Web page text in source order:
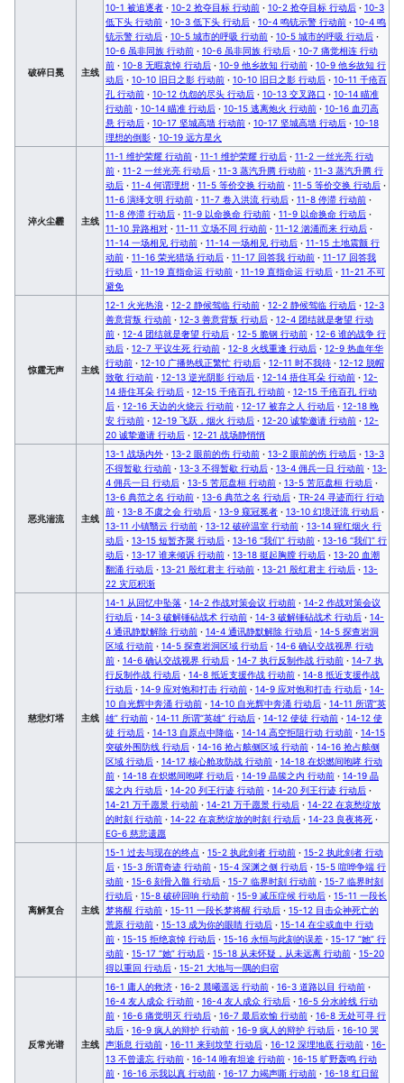
破碎日冕 主线
10-1 被追逐者 · 10-2 抢夺目标 行动前 · 10-2 抢夺目标 行动后 · 10-3
低下头 行动前 · 10-3 低下头 行动后 · 10-4 鸣铳示警 行动前 · 10-4 鸣
铳示警 行动后 · 10-5 城市的呼吸 行动前 · 10-5 城市的呼吸 行动后 ·
10-6 虽非同族 行动前 · 10-6 虽非同族 行动后 · 10-7 痛觉相连 行动
前 · 10-8 无暇哀悼 行动后 · 10-9 他乡故知 行动前 · 10-9 他乡故知 行
动后 · 10-10 旧日之影 行动前 · 10-10 旧日之影 行动后 · 10-11 千疮百
孔 行动前 · 10-12 仇怨的尽头 行动后 · 10-13 交叉路口 · 10-14 瞄准
行动前 · 10-14 瞄准 行动后 · 10-15 逃离炮火 行动前 · 10-16 血刃高
悬 行动后 · 10-17 坚城高墙 行动前 · 10-17 坚城高墙 行动后 · 10-18
理想的倒影 · 10-19 远方星火
淬火尘霾 主线
11-1 维护荣耀 行动前 · 11-1 维护荣耀 行动后 · 11-2 一丝光亮 行动
前 · 11-2 一丝光亮 行动后 · 11-3 蒸汽升腾 行动前 · 11-3 蒸汽升腾 行
动后 · 11-4 何谓理想 · 11-5 等价交换 行动前 · 11-5 等价交换 行动后 ·
11-6 演绎文明 行动前 · 11-7 卷入洪流 行动后 · 11-8 停滞 行动前 ·
11-8 停滞 行动后 · 11-9 以命换命 行动前 · 11-9 以命换命 行动后 ·
11-10 异路相对 · 11-11 立场不同 行动前 · 11-12 汹涌而来 行动后 ·
11-14 一场相见 行动前 · 11-14 一场相见 行动后 · 11-15 土地震颤 行
动前 · 11-16 荣光猎场 行动后 · 11-17 回答我 行动前 · 11-17 回答我
行动后 · 11-19 直指命运 行动前 · 11-19 直指命运 行动后 · 11-21 不可
避免
惊霆无声 主线
12-1 火光热浪 · 12-2 静候驾临 行动前 · 12-2 静候驾临 行动后 · 12-3
善意背叛 行动前 · 12-3 善意背叛 行动后 · 12-4 团结就是奢望 行动
前 · 12-4 团结就是奢望 行动后 · 12-5 脆钢 行动前 · 12-6 谁的战争 行
动后 · 12-7 平议生死 行动前 · 12-8 火线重逢 行动后 · 12-9 热血年华
行动前 · 12-10 广播热线正繁忙 行动后 · 12-11 时不我待 · 12-12 脱帽
致敬 行动前 · 12-13 逆光阴影 行动后 · 12-14 捂住耳朵 行动前 · 12-
14 捂住耳朵 行动后 · 12-15 千疮百孔 行动前 · 12-15 千疮百孔 行动
后 · 12-16 天边的火烧云 行动前 · 12-17 被弃之人 行动后 · 12-18 晚
安 行动前 · 12-19 飞跃，烟火 行动后 · 12-20 诚挚邀请 行动前 · 12-
20 诚挚邀请 行动后 · 12-21 战场静悄悄
恶兆湍流 主线
13-1 战场内外 · 13-2 眼前的伤 行动前 · 13-2 眼前的伤 行动后 · 13-3
不得暂歇 行动前 · 13-3 不得暂歇 行动后 · 13-4 佣兵一日 行动前 · 13-
4 佣兵一日 行动后 · 13-5 苦厄盘桓 行动前 · 13-5 苦厄盘桓 行动后 ·
13-6 典范之名 行动前 · 13-6 典范之名 行动后 · TR-24 寻迹而行 行动
前 · 13-8 不虞之会 行动后 · 13-9 窥冠冕者 · 13-10 幻境迁流 行动后 ·
13-11 小镇翳云 行动前 · 13-12 破碎温室 行动前 · 13-14 猩红烟火 行
动后 · 13-15 短暂齐聚 行动后 · 13-16 “我们” 行动前 · 13-16 “我们” 行
动后 · 13-17 谁来倾诉 行动前 · 13-18 挺起胸膛 行动后 · 13-20 血潮
翻涌 行动后 · 13-21 殷红君主 行动前 · 13-21 殷红君主 行动后 · 13-
22 灾厄积渐
慈悲灯塔 主线
14-1 从回忆中坠落 · 14-2 作战对策会议 行动前 · 14-2 作战对策会议
行动后 · 14-3 破解锤砧战术 行动前 · 14-3 破解锤砧战术 行动后 · 14-
4 通讯静默解除 行动前 · 14-4 通讯静默解除 行动后 · 14-5 探查岩洞
区域 行动前 · 14-5 探查岩洞区域 行动后 · 14-6 确认交战视界 行动
前 · 14-6 确认交战视界 行动后 · 14-7 执行反制作战 行动前 · 14-7 执
行反制作战 行动后 · 14-8 抵近支援作战 行动前 · 14-8 抵近支援作战
行动后 · 14-9 应对饱和打击 行动前 · 14-9 应对饱和打击 行动后 · 14-
10 自光辉中奔涌 行动前 · 14-10 自光辉中奔涌 行动后 · 14-11 所谓“英
雄” 行动前 · 14-11 所谓“英雄” 行动后 · 14-12 使徒 行动前 · 14-12 使
徒 行动后 · 14-13 自原点中降临 · 14-14 高空拒阻行动 行动前 · 14-15
突破外围防线 行动后 · 14-16 抢占舷侧区域 行动前 · 14-16 抢占舷侧
区域 行动后 · 14-17 核心舱攻防战 行动前 · 14-18 在炽燃间咆哮 行动
前 · 14-18 在炽燃间咆哮 行动后 · 14-19 晶簇之内 行动前 · 14-19 晶
簇之内 行动后 · 14-20 列王行迹 行动前 · 14-20 列王行迹 行动后 ·
14-21 万千愿景 行动前 · 14-21 万千愿景 行动后 · 14-22 在哀愁绽放
的时刻 行动前 · 14-22 在哀愁绽放的时刻 行动后 · 14-23 良夜将死 ·
EG-6 慈悲遗愿
离解复合 主线
15-1 过去与现在的终点 · 15-2 执此剑者 行动前 · 15-2 执此剑者 行动
后 · 15-3 所谓奇迹 行动前 · 15-4 深渊之侧 行动后 · 15-5 喧哗争端 行
动前 · 15-6 刻骨入髓 行动后 · 15-7 临界时刻 行动前 · 15-7 临界时刻
行动后 · 15-8 破碎回响 行动前 · 15-9 减压症候 行动后 · 15-11 一段长
梦将醒 行动前 · 15-11 一段长梦将醒 行动后 · 15-12 目击众神死亡的
荒原 行动前 · 15-13 成为你的眼睛 行动后 · 15-14 在尘或血中 行动
前 · 15-15 拒绝哀悼 行动后 · 15-16 永恒与此刻的误差 · 15-17 “她” 行
动前 · 15-17 “她” 行动后 · 15-18 从未怀疑，从未远离 行动前 · 15-20
得以重回 行动后 · 15-21 大地与一隅的归宿
反常光谱 主线
16-1 庸人的救济 · 16-2 晨曦遥远 行动前 · 16-3 道路以目 行动前 ·
16-4 友人成众 行动前 · 16-4 友人成众 行动后 · 16-5 分水岭线 行动
前 · 16-6 痛觉明灭 行动后 · 16-7 最后欢愉 行动前 · 16-8 无处可寻 行
动后 · 16-9 疯人的辩护 行动前 · 16-9 疯人的辩护 行动后 · 16-10 哭
声渐息 行动前 · 16-11 来到坟茔 行动后 · 16-12 深埋地底 行动前 · 16-
13 不曾遗忘 行动前 · 16-14 唯有坦途 行动前 · 16-15 旷野轰鸣 行动
前 · 16-16 示我以真 行动前 · 16-17 力竭声嘶 行动前 · 16-18 红日留